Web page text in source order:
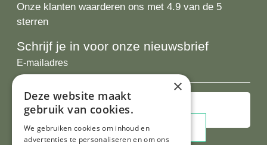
Onze klanten waarderen ons met 4.9 van de 5
sterren
Schrijf je in voor onze nieuwsbrief
E-
mailadres
×
Deze website maakt
gebruik van cookies.
We gebruiken cookies om inhoud en
advertenties te personaliseren en om ons